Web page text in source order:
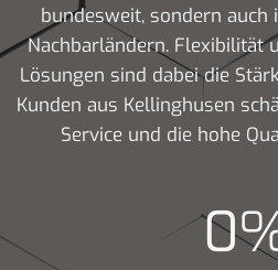
bundesweit, sondern auch
Nachbarländern. Flexibilität
Lösungen sind dabei die
Kunden aus Kellinghusen
Service und die hohe
0